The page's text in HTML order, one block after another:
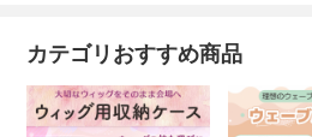
カテゴリおすすめ商品